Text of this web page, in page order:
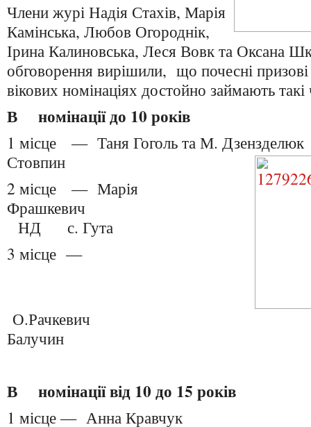
Члени журі Надія Стахів, Марія
Камінська, Любов Огороднік,
Ірина Калиновська, Леся Вовк та Оксана
обговорення вирішили, що почесні
вікових номінаціях достойно займають такі
В номінації до 10 років
1 місце — Таня Гоголь та М.
Стовпин
2 місце — Марія
Фрашкевич
НД с. Гута
3 місце —
О.Рачкевич
Балучин
В номінації від 10 до 15 років
1 місце — Анна